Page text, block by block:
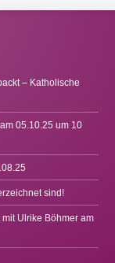
– Katholische
05.10.25 um 10
sind!
Ulrike Böhmer am